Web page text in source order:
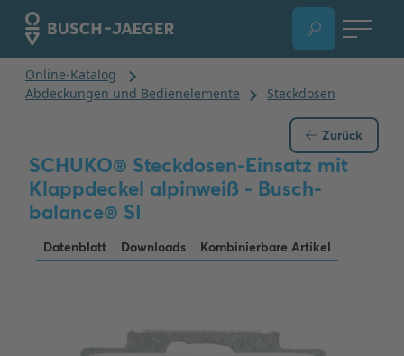
Zurück
SCHUKO® Steckdosen-Einsatz mit
Klappdeckel alpinweiß - Busch-
balance® SI
Datenblatt Downloads Kombinierbare Artikel